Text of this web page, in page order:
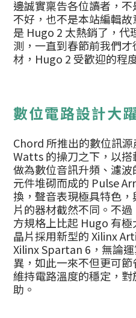
邊誠實稟告各位讀者，
不好，也不是本站編輯
是 Hugo 2 太熱銷了，代
測，一直到春節前我們
材，Hugo 2 受歡迎的程
數位電路設計大
Chord 所推出的數位訊
Watts 的操刀之下，以搭
做為數位音訊升頻、濾
元件堆砌而成的 Pulse
換，聲音表現極具特色，
片的器材截然不同。不
方規格上比起 Hugo 有
晶片採用新型的 Xilinx
Xilinx Spartan 6，無論
異，如此一來不但更可
維持電路溫度的穩定，
助。